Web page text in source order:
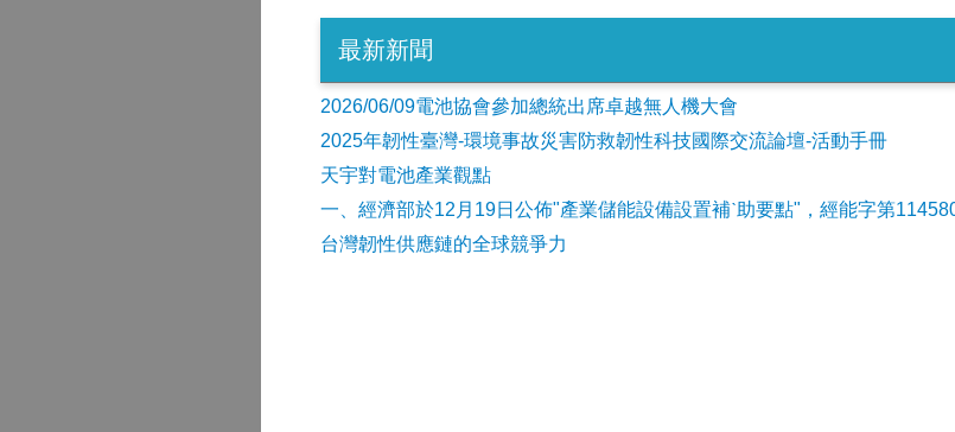
最新新聞
2026/06/09電池協會參加總統出席卓越無人機大會
2025年韌性臺灣-環境事故災害防救韌性科技國際交流論壇-活動手冊
天宇對電池產業觀點
一、經濟部於12月19日公佈"產業儲能設備設置補ˋ助要點"，經能字第
台灣韌性供應鏈的全球競爭力